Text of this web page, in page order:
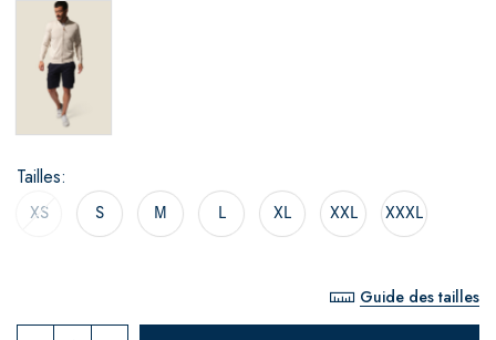
Tailles
XS S M L XL XXL XXXL
Guide des tailles